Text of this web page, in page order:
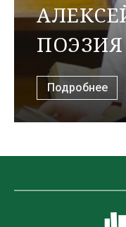
ПОЭЗИЯ
Подробнее